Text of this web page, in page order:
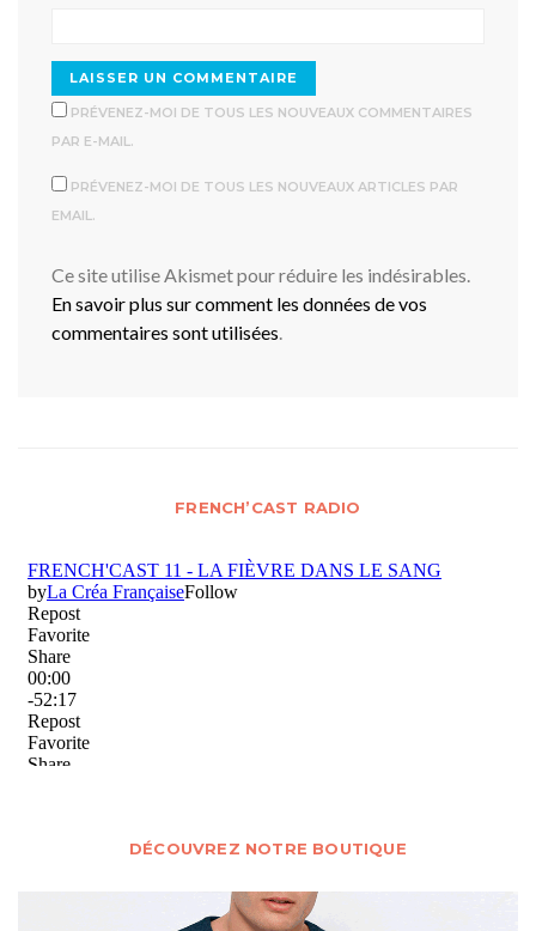
PRÉVENEZ-MOI DE TOUS LES NOUVEAUX COMMENTAIRES
PAR E-MAIL.
PRÉVENEZ-MOI DE TOUS LES NOUVEAUX ARTICLES PAR
EMAIL.
Ce site utilise Akismet pour réduire les indésirables.
En savoir plus sur comment les données de vos
commentaires sont utilisées
FRENCH’CAST RADIO
DÉCOUVREZ NOTRE BOUTIQUE